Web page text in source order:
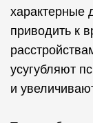
характерные
приводить к
усугубляют
и